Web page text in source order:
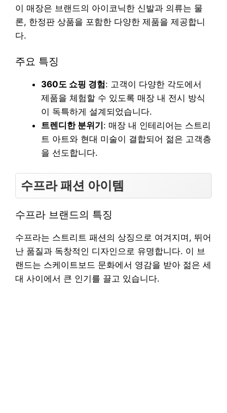
이 매장은 브랜드의 아이코닉한 신발과 의류는 물
론, 한정판 상품을 포함한 다양한 제품을 제공합니
다.
주요 특징
360도 쇼핑 경험: 고객이 다양한 각도에서
제품을 체험할 수 있도록 매장 내 전시 방식
이 독특하게 설계되었습니다.
트렌디한 분위기 : 매장 내 인테리어는 스트리
트 아트와 현대 미술이 결합되어 젊은 고객층
을 선도합니다.
수프라 패션 아이템
수프라 브랜드의 특징
수프라는 스트리트 패션의 상징으로 여겨지며, 뛰어
난 품질과 독창적인 디자인으로 유명합니다. 이 브
랜드는 스케이트보드 문화에서 영감을 받아 젊은 세
대 사이에서 큰 인기를 끌고 있습니다.